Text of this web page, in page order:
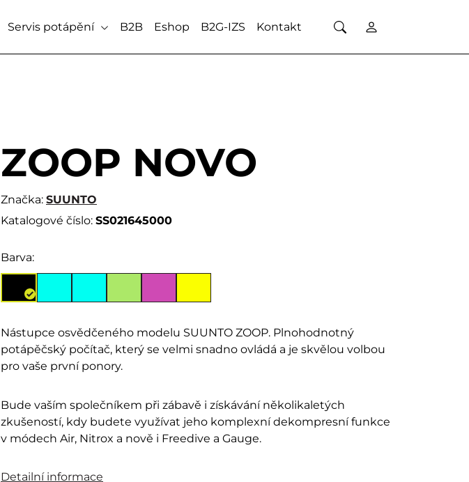
Servis potápění B2B Eshop B2G-IZS Kontakt
ZOOP NOVO
Značka: SUUNTO
Katalogové číslo: SS021645000
Barva:
Nástupce osvědčeného modelu SUUNTO ZOOP. Plnohodnotný
potápěčský počítač, který se velmi snadno ovládá a je skvělou volbou
pro vaše první ponory.
Bude vaším společníkem při zábavě i získávání několikaletých
zkušeností, kdy budete využívat jeho komplexní dekompresní funkce
v módech Air, Nitrox a nově i Freedive a Gauge.
Detailní informace